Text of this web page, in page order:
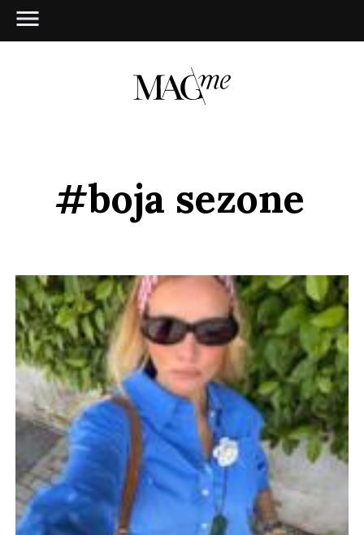
#boja sezone